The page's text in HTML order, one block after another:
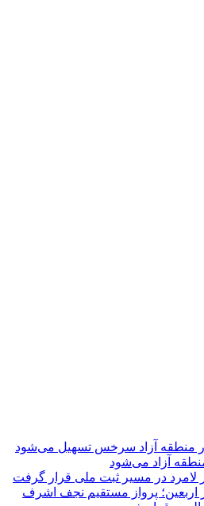
منطقه آزاد سرخس تسهیل می‌شود
آزاد می‌شود
اربعین؛ پرواز مستقیم نجف اشرف